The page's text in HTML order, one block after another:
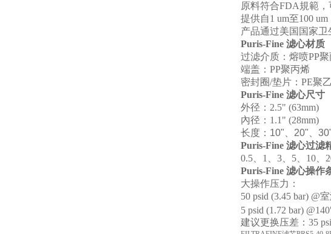
原料符合FDA規範
提供自1 um至100
产品通过美国国家卫
Puris-Fine 滤心材质
过滤介质：熔喷PP
端盖：PP聚丙烯
密封圈/垫片：PE聚
Puris-Fine 滤心尺寸
外径：2.5" (63mm)
內径：1.1" (28mm)
长度 ： 10" 20" 30
Puris-Fine 滤心过滤
0.5
1 3 5 、10
Puris-Fine 滤心操作
大操作压力：
50 psid (3.45 bar) @
5 psid (1.72 bar)
建议更换压差：35